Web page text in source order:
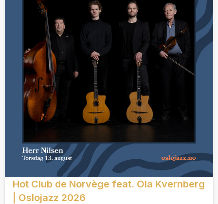
Hot Club de Norvège feat. Ola Kvernberg
| Oslojazz 2026